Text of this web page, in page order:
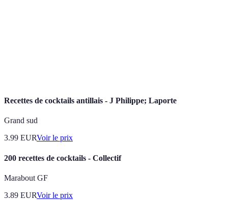
Recettes de cocktails antillais - J Philippe; Laporte
Grand sud
3.99 EURVoir le prix
200 recettes de cocktails - Collectif
Marabout GF
3.89 EURVoir le prix